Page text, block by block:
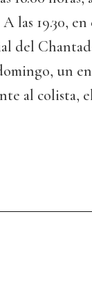
las 19.30,
del
un
al colista,